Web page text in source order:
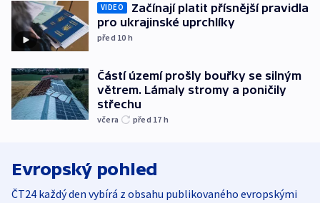
VIDEO
Začínají platit přísnější pravidla
pro ukrajinské uprchlíky
před 10 h
Částí území prošly bouřky se silným
větrem. Lámaly stromy a poničily
střechu
včera před 17 h
Evropský pohled
ČT24 každý den vybírá z obsahu publikovaného evropskými